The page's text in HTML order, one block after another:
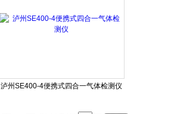
泸州SE400-4便携式四合一气体检测仪